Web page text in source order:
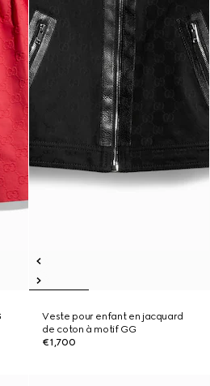
Veste pour enfant en jacquard
de coton à motif GG
€1,700